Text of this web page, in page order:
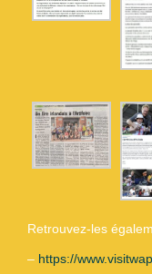
Retrouvez-les
– https://